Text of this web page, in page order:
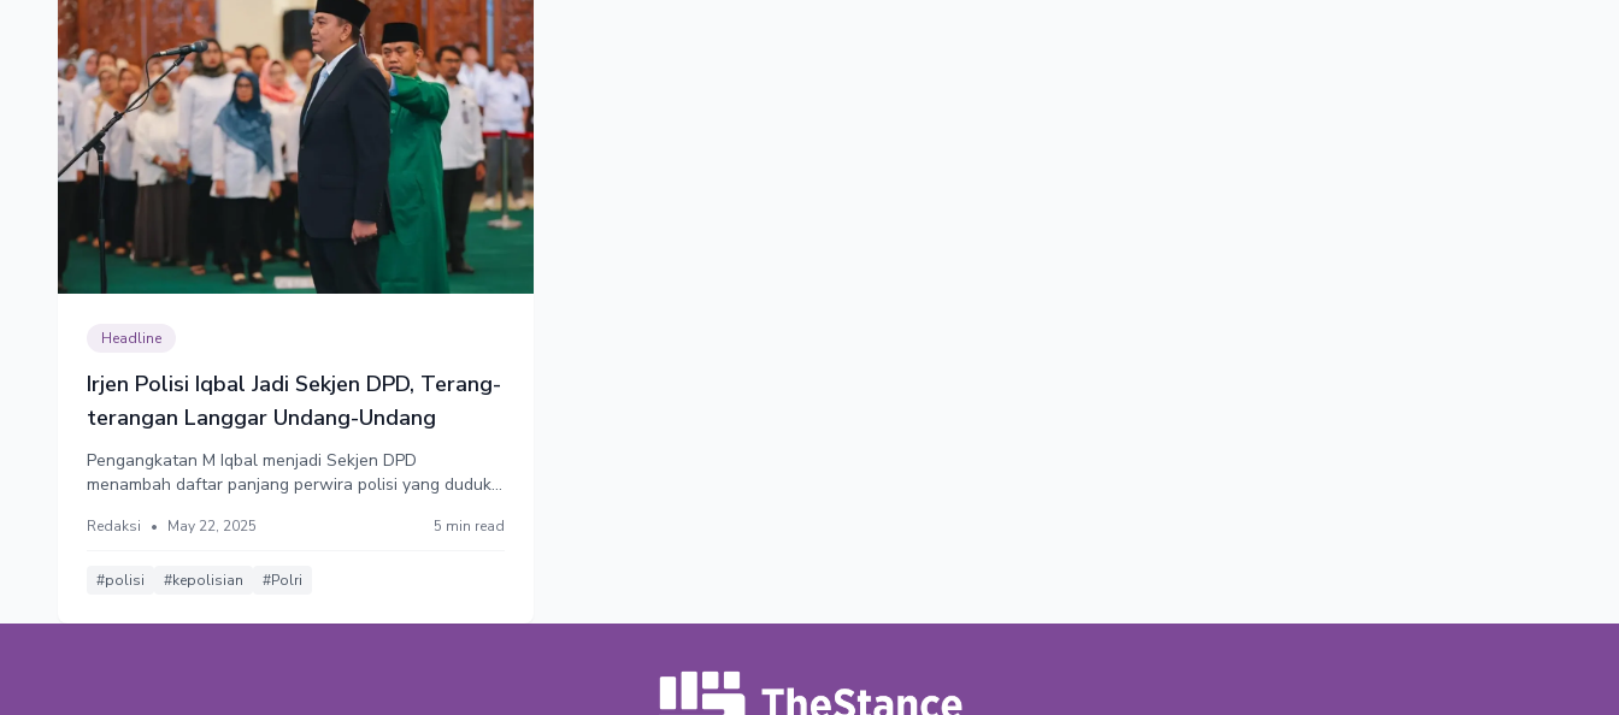
Headline
Irjen Polisi Iqbal Jadi Sekjen DPD, Terang-
terangan Langgar Undang-Undang
Pengangkatan M Iqbal menjadi Sekjen DPD
menambah daftar panjang perwira polisi yang duduk
perwira Polri ini tidak hanya bermasalah dari sisi
profesionalisme.
Redaksi • May 22, 2025 5 min read
#polisi #kepolisian #Polri